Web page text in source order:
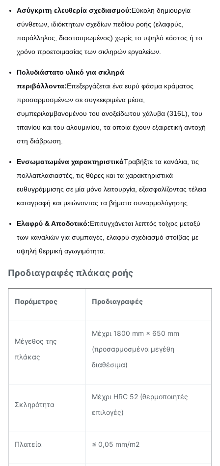
Ασύγκριτη ελευθερία σχεδιασμού:Εύκολη δημιουργία
σύνθετων, ιδιόκτητων σχεδίων πεδίου ροής (ελαφρύς,
παράλληλος, διασταυρωμένος) χωρίς το υψηλό κόστος ή το
χρόνο προετοιμασίας των σκληρών εργαλείων.
Πολυδιάστατο υλικό για σκληρά
περιβάλλοντα:Επεξεργάζεται ένα ευρύ φάσμα κράματος
προσαρμοσμένων σε συγκεκριμένα μέσα,
συμπεριλαμβανομένου του ανοξείδωτου χάλυβα (316L), του
τιτανίου και του αλουμινίου, τα οποία έχουν εξαιρετική αντοχή
στη διάβρωση.
Ενσωματωμένα χαρακτηριστικάΤραβήξτε τα κανάλια, τις
πολλαπλασιαστές, τις θύρες και τα χαρακτηριστικά
ευθυγράμμισης σε μία μόνο λειτουργία, εξασφαλίζοντας τέλεια
καταγραφή και μειώνοντας τα βήματα συναρμολόγησης.
Ελαφρύ & Αποδοτικό:Επιτυγχάνεται λεπτός τοίχος μεταξύ
των καναλιών για συμπαγές, ελαφρύ σχεδιασμό στοίβας με
υψηλή θερμική αγωγιμότητα.
Προδιαγραφές πλάκας ροής
Παράμετρος Προδιαγραφές
Μέγεθος της
πλάκας
Μέχρι 1800 mm × 650 mm
(προσαρμοσμένα μεγέθη
διαθέσιμα)
Σκληρότητα
Μέχρι HRC 52 (θερμοποιητές
επιλογές)
Πλατεία ≤ 0,05 mm/m2